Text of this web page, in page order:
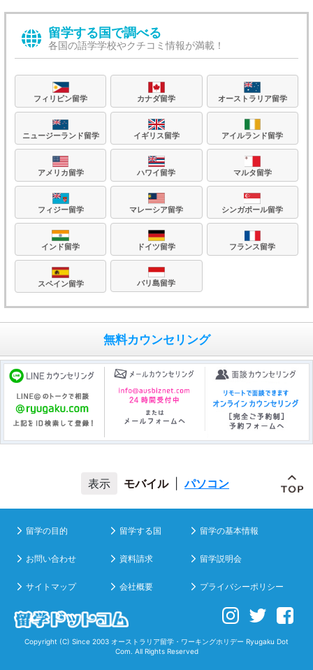
留学する国で調べる
各国の語学学校やクチコミ情報が満載！
フィリピン留学 カナダ留学 オーストラリア留学
ニュージーランド留学 イギリス留学 アイルランド留学
アメリカ留学 ハワイ留学 マルタ留学
フィジー留学 マレーシア留学 シンガポール留学
インド留学 ドイツ留学 フランス留学
スペイン留学 バリ島留学
無料カウンセリング
モバイル パソコン
留学の目的 留学する国 留学の基本情報
お問い合わせ 資料請求 留学説明会
サイトマップ 会社概要 プライバシーポリシー
Copyright (C) Since 2003 オーストラリア留学・ワーキングホリデー Ryugaku Dot
Com. All Rights Reserved